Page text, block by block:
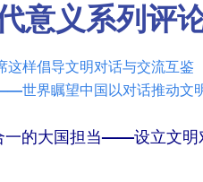
意义系列评
样倡导文明对话与交流互鉴
世界瞩望中国以对话推动文
一的大国担当——设立文明